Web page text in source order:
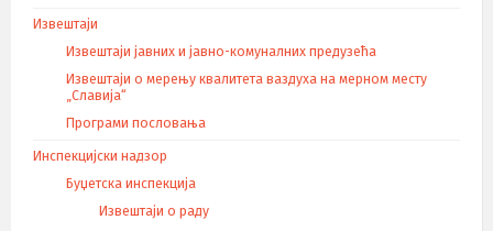
Извештаји
Извештаји јавних и јавно-комуналних предузећа
Извештаји о мерењу квалитета ваздуха на мерном месту
„Славија“
Програми пословања
Инспекцијски надзор
Буџетска инспекција
Извештаји о раду